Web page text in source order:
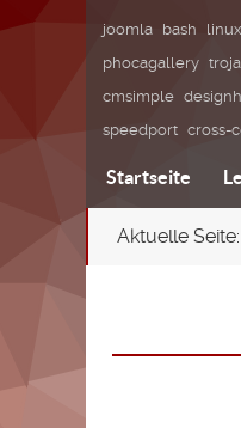
joomla bash linux
phocagallery
cmsimple
speedport cross-
Startseite
Aktuelle Seite: